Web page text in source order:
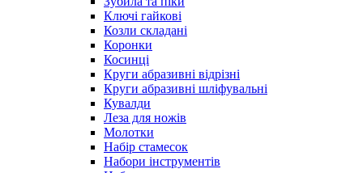
Ключі гайкові
Козли складані
Коронки
Косинці
Круги абразивні відрізні
Круги абразивні шліфувальні
Кувалди
Леза для ножів
Молотки
Набір стамесок
Набори інструментів